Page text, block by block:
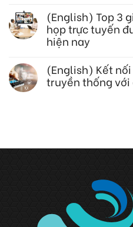
(English) Top 3
họp trực tuyến
hiện nay
(English) Kết
truyền thống